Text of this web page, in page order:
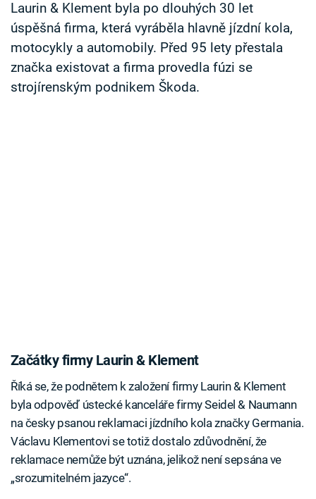
Sledujte nás
Laurin & Klement byla po dlouhých 30 let
úspěšná firma, která vyráběla hlavně jízdní kola,
motocykly a automobily. Před 95 lety přestala
značka existovat a firma provedla fúzi se
strojírenským podnikem Škoda.
Začátky firmy Laurin & Klement
Říká se, že podnětem k založení firmy Laurin & Klement
byla odpověď ústecké kanceláře firmy Seidel & Naumann
na česky psanou reklamaci jízdního kola značky Germania.
Václavu Klementovi se totiž dostalo zdůvodnění, že
reklamace nemůže být uznána, jelikož není sepsána ve
„srozumitelném jazyce“.